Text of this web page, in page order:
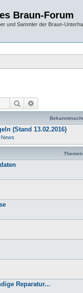
Braun-Forum
und Sammler der Braun-
Suche
(Stand 13.02.2016)
News
Themen
Reparatur...